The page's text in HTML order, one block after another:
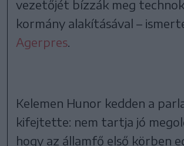
vezetőjét bízzák meg
kormány alakításával –
Agerpres.
Kelemen Hunor kedden a
kifejtette: nem tartja jó
hogy az államfő első körben